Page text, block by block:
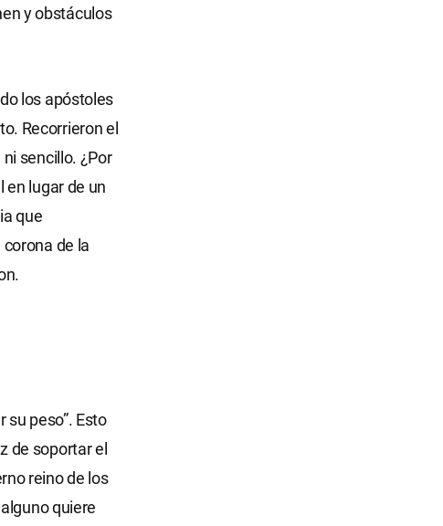
y obstáculos
los apóstoles
Recorrieron el
sencillo. ¿Por
en lugar de un
que
de la
su peso”. Esto
de soportar el
reino de los
quiere